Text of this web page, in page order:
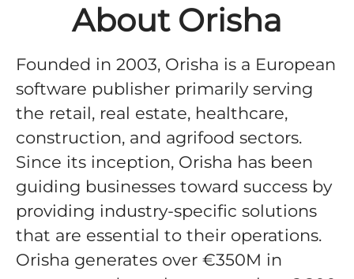
About Orisha
Founded in 2003, Orisha is a European
software publisher primarily serving
the retail, real estate, healthcare,
construction, and agrifood sectors.
Since its inception, Orisha has been
guiding businesses toward success by
providing industry-specific solutions
that are essential to their operations.
Orisha generates over €350M in